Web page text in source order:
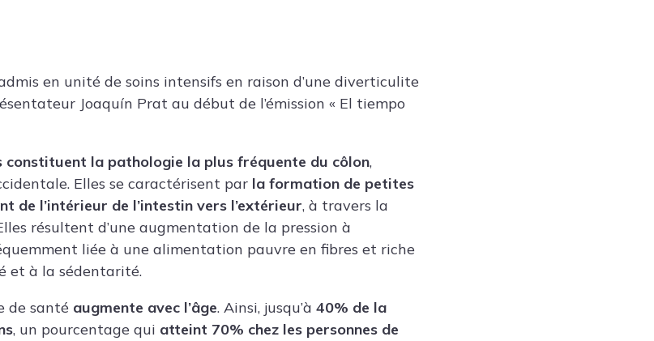
en unité de soins intensifs en raison d’une diverticulite
Joaquín Prat au début de l’émission « El tiempo
constituent la pathologie la plus fréquente du côlon,
Elles se caractérisent par la formation de petites
de l’intérieur de l’intestin vers l’extérieur, à travers la
résultent d’une augmentation de la pression à
liée à une alimentation pauvre en fibres et riche
et à la sédentarité.
de santé augmente avec l’âge. Ainsi, jusqu’à 40% de la
, un pourcentage qui atteint 70% chez les personnes de